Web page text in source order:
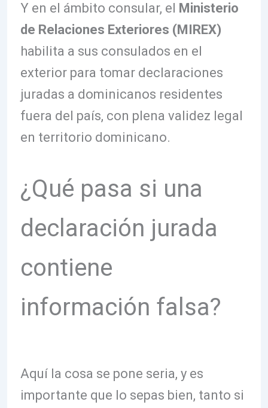
Y en el ámbito consular, el Ministerio
de Relaciones Exteriores (MIREX)
habilita a sus consulados en el
exterior para tomar declaraciones
juradas a dominicanos residentes
fuera del país, con plena validez legal
en territorio dominicano.
¿Qué pasa si una
declaración jurada
contiene
información falsa?
Aquí la cosa se pone seria, y es
importante que lo sepas bien, tanto si